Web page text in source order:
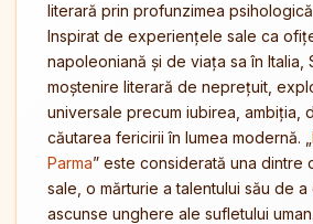
literară prin profunzimea psihologică
Inspirat de experiențele sale ca
napoleoniană și de viața sa în Italia,
moștenire literară de neprețuit,
universale precum iubirea, ambiția,
căutarea fericirii în lumea modernă. „
Parma” este considerată una dintre
sale, o mărturie a talentului său de
ascunse unghere ale sufletului uman.